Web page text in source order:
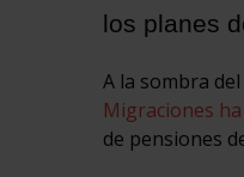
los planes
A la sombra
Migraciones
de pensiones